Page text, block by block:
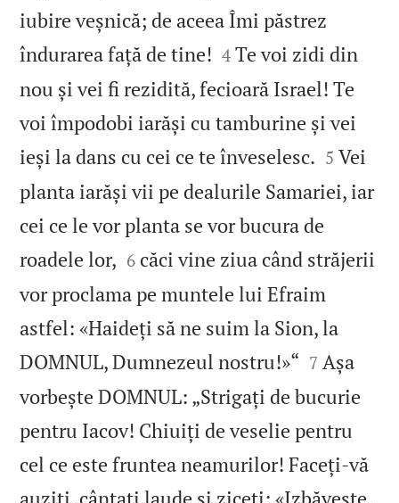
iubire veșnică; de aceea Îmi păstrez
îndurarea față de tine! 

4 Te voi zidi din
nou și vei fi rezidită, fecioară Israel! Te
voi împodobi iarăși cu tamburine și vei
ieși la dans cu cei ce te înveselesc. 

5 Vei
planta iarăși vii pe dealurile Samariei, iar
cei ce le vor planta se vor bucura de
roadele lor, 

6 căci vine ziua când străjerii
vor proclama pe muntele lui Efraim
astfel: «Haideți să ne suim la Sion, la
DOMNUL, Dumnezeul nostru!»“ 

7 Așa
vorbește DOMNUL: „Strigați de bucurie
pentru Iacov! Chiuiți de veselie pentru
cel ce este fruntea neamurilor! Faceți‑vă